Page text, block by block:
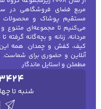
مربع فضای فروشگاهی در
مستقیم پوشاک و محصولات
می‌کنیم تا مجموعه‌ای متنوع و
مردانه، زنانه و بچه‌گانه
کیف، کفش و چمدان. همه
آنلاین و حضوری برای شماست.
مطمئن و استایل ماندگار.
شنبه تا